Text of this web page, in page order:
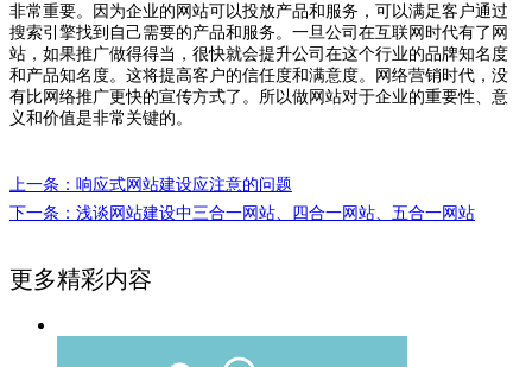
非常重要。因为企业的网站可以投放产品和服务，可以满足客户通过
搜索引擎找到自己需要的产品和服务。一旦公司在互联网时代有了网
站，如果推广做得得当，很快就会提升公司在这个行业的品牌知名度
和产品知名度。这将提高客户的信任度和满意度。网络营销时代，没
有比网络推广更快的宣传方式了。所以做网站对于企业的重要性、意
义和价值是非常关键的。
上一条：响应式网站建设应注意的问题
下一条：浅谈网站建设中三合一网站、四合一网站、五合一网站
更多精彩内容